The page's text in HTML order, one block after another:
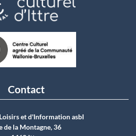
Contact
et d'Information asbI
de la Montagne, 36